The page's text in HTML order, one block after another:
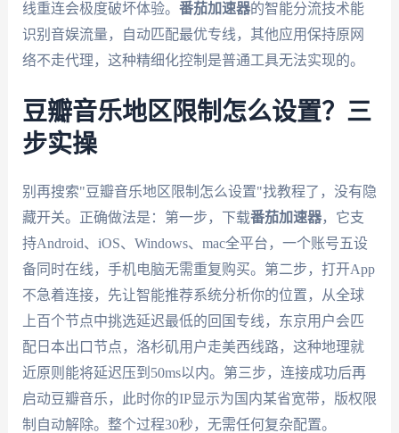
线重连会极度破坏体验。 番茄加速器的智能分流技术能
识别音娱流量，自动匹配最优专线，其他应用保持原网
络不走代理，这种精细化控制是普通工具无法实现的。
豆瓣音乐地区限制怎么设置？三
步实操
别再搜索"豆瓣音乐地区限制怎么设置"找教程了，没有隐
藏开关。正确做法是：第一步，下载番茄加速器，它支
持Android、iOS、Windows、mac全平台，一个账号五设
备同时在线，手机电脑无需重复购买。第二步，打开App
不急着连接，先让智能推荐系统分析你的位置，从全球
上百个节点中挑选延迟最低的回国专线，东京用户会匹
配日本出口节点，洛杉矶用户走美西线路，这种地理就
近原则能将延迟压到50ms以内。第三步，连接成功后再
启动豆瓣音乐，此时你的IP显示为国内某省宽带，版权限
制自动解除。整个过程30秒，无需任何复杂配置。